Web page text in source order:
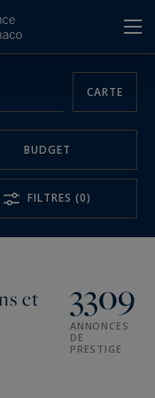
CARTE
BUDGET
FILTRES (0)
et
3309
ANNONCES
DE
PRESTIGE